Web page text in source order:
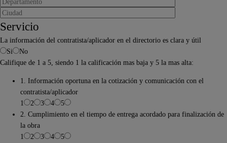
Servicio
La información del contratista/aplicador en el directorio es clara y útil
Si
No
Califique de 1 a 5, siendo 1 la calificación mas baja y 5 la mas alta:
1. Información oportuna en la cotización y comunicación con el
contratista/aplicador
1
2 3 4
5
2. Cumplimiento en el tiempo de entrega acordado para finalización de
la obra
1
2 3 4
5